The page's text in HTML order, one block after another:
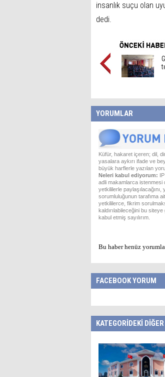
insanlık suçu olan
dedi.
YORUMLAR
Küfür, hakaret içeren; dil,
yasalara aykırı ifade ve
büyük harflerle yazılan
Neleri kabul ediyorum:
adli makamlarca istenmesi
yetkililerle paylaşılacağını,
sorumluluğunun tarafıma
yetkililerce, fikrim
kaldırılabileceğini bu
kabul etmiş sayılırım.
Bu haber henüz
FACEBOOK YORUM
KATEGORİDEKİ